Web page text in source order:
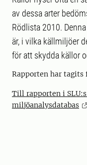
av dessa arter
Rödlista 2010.
är, i vilka källmiljöer
för att skydda källor
Rapporten har tagits
Till rapporten i
miljöanalysdatabas